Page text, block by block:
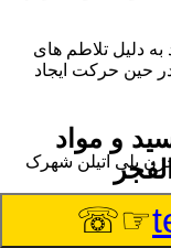
به دلیل تلاطم های
حین حرکت ایجاد
و مواد
ای تولید شوند که
اسیدها مقاومت
پلی اتیلن شهرک
☞☏